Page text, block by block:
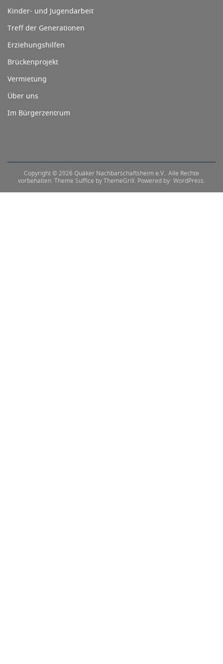
Kinder- und Jugendarbeit
Treff der Generationen
Erziehungshilfen
Brückenprojekt
Vermietung
Über uns
Im Bürgerzentrum
Copyright © 2026 Quäker Nachbarschaftsheim e.V.. Alle Rechte
vorbehalten. Theme Suffice by ThemeGrill. Powered by: WordPress.